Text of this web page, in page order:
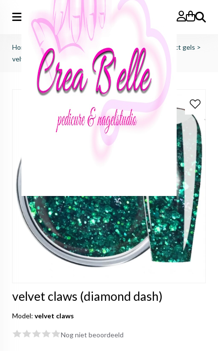
Zoeken
Home just nails (importeur benelux) colorgels effect gels >
velvet claws (diamond dash)
velvet claws (diamond dash)
Model: velvet claws
Nog niet beoordeeld